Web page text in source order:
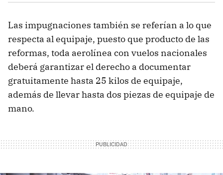
Las impugnaciones también se referían a lo que
respecta al equipaje, puesto que producto de las
reformas, toda aerolínea con vuelos nacionales
deberá garantizar el derecho a documentar
gratuitamente hasta 25 kilos de equipaje,
además de llevar hasta dos piezas de equipaje de
mano.